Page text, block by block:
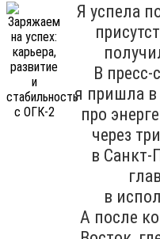
Я успела
В
я пришла в
про
через
в Санкт-
в
А после